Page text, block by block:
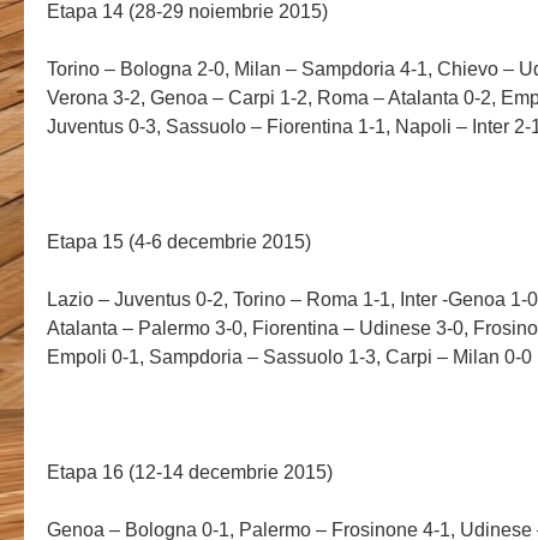
Etapa 14 (28-29 noiembrie 2015)
Torino – Bologna 2-0, Milan – Sampdoria 4-1, Chievo –
Verona 3-2, Genoa – Carpi 1-2, Roma – Atalanta 0-2,
Juventus 0-3, Sassuolo – Fiorentina 1-1, Napoli – Inter 2-
Etapa 15 (4-6 decembrie 2015)
Lazio – Juventus 0-2, Torino – Roma 1-1, Inter -Genoa
Atalanta – Palermo 3-0, Fiorentina – Udinese 3-0,
Empoli 0-1, Sampdoria – Sassuolo 1-3, Carpi – Milan 0-0
Etapa 16 (12-14 decembrie 2015)
Genoa – Bologna 0-1, Palermo – Frosinone 4-1, Udinese